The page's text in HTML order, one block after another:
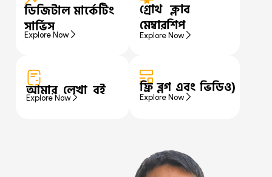
ডিজিটাল মার্কেটিং
সার্ভিস
Explore Now
গ্রোথ ক্লাব
মেম্বারশিপ
Explore Now
আমার লেখা বই
Explore Now
ফ্রি ব্লগ এবং ভিডিও)
Explore Now